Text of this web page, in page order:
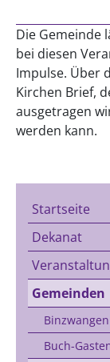
Die Gemeinde
bei diesen
Impulse. Über
Kirchen Brief,
ausgetragen
werden kann.
Startseite
Dekanat
Gemeinden
Binzwangen
Buch-